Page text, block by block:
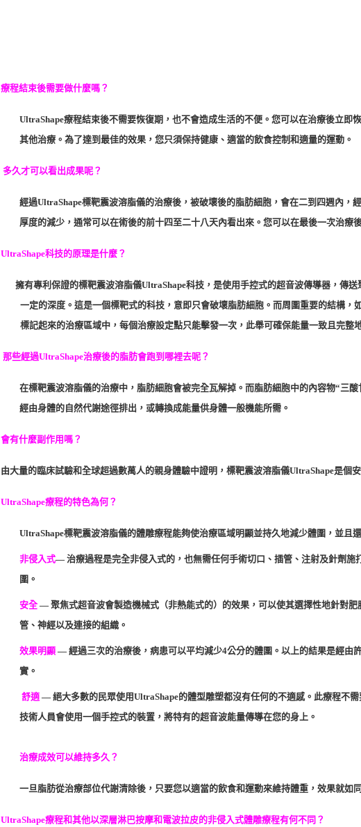
療程結束後需要做什麼嗎？
UltraShape療程結束後不需要恢復期，也不會造成生活的不便。您可以在治療後立即
其他治療。為了達到最佳的效果，您只須保持健康、適當的飲食控制和適量的運動。
多久才可以看出成果呢？
經過UltraShape標靶震波溶脂儀的治療後，被破壞後的脂肪細胞，會在二到四週內，
厚度的減少，通常可以在術後的前十四至二十八天內看出來。您可以在最後一次治療
UltraShape科技的原理是什麼？
擁有專利保證的標靶震波溶脂儀UltraShape科技，是使用手控式的超音波傳導器，傳送
一定的深度。這是一個標靶式的科技，意即只會破壞脂肪細胞。而周圍重要的結構，
標記起來的治療區域中，每個治療設定點只能擊發一次，此舉可確保能量一致且完整
那些經過UltraShape治療後的脂肪會跑到哪裡去呢？
在標靶震波溶脂儀的治療中，脂肪細胞會被完全瓦解掉。而脂肪細胞中的內容物“三
經由身體的自然代謝途徑排出，或轉換成能量供身體一般機能所需。
會有什麼副作用嗎？
由大量的臨床試驗和全球超過數萬人的親身體驗中證明，標靶震波溶脂儀UltraShape是個
UltraShape療程的特色為何？
UltraShape標靶震波溶脂儀的體雕療程能夠使治療區域明顯並持久地減少體圍，並且
非侵入式— 治療過程是完全非侵入式的，也無需任何手術切口、插管、注射及針劑施
圍。
安全— 聚焦式超音波會製造機械式（非熱能式的）的效果，可以使其選擇性地針對肥
管、神經以及連接的組織。
效果明顯— 經過三次的治療後，病患可以平均減少4公分的體圍。以上的結果是經由
實。
舒適— 絕大多數的民眾使用UltraShape的體型雕塑都沒有任何的不適感。此療程不需
技術人員會使用一個手控式的裝置，將特有的超音波能量傳導在您的身上。
治療成效可以維持多久？
一旦脂肪從治療部位代謝清除後，只要您以適當的飲食和運動來維持體重，效果就如
UltraShape療程和其他以深層淋巴按摩和電波拉皮的非侵入式體雕療程有何不同？